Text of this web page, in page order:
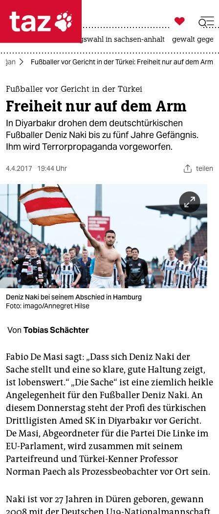
 taz zahl ich
taz zahl ich
themen
politik
öko
sport
berlin
nord
wahrheit
verlag
verlag
veranstaltungen
fragen & hilfe
unterstützen
abo
genossenschaft
epaper login

taz zahl ich
landtagswahl in sachsen-anhalt gewalt
Fußballer vor Gericht in der Türkei: Freiheit nur auf dem Arm
Fußballer vor Gericht in der Türkei
Freiheit nur auf dem Arm
In Diyarbakır drohen dem deutschtürkischen
Fußballer Deniz Naki bis zu fünf Jahre Gefängnis.
Ihm wird Terrorpropaganda vorgeworfen.
4.4.2017 19:44 Uhr teilen
Deniz Naki bei seinem Abschied in Hamburg
Foto: imago/Annegret Hilse
Von Tobias Schächter
Fabio De Masi sagt: „Dass sich Deniz Naki der
Sache stellt und eine so klare, gute Haltung zeigt,
ist lobenswert.“ „Die Sache“ ist eine ziemlich heikle
Angelegenheit für den Fußballer Deniz Naki. An
diesem Donnerstag steht der Profi des türkischen
Drittligisten Amed SK in Diyar­bakır vor Gericht.
De Masi, Abgeordneter für die Partei Die Linke im
EU-Parlament, wird zusammen mit seinem
Parteifreund und Türkei-Kenner Professor
Norman Paech als Prozessbeobachter vor Ort sein.
Naki ist vor 27 Jahren in Düren geboren, gewann